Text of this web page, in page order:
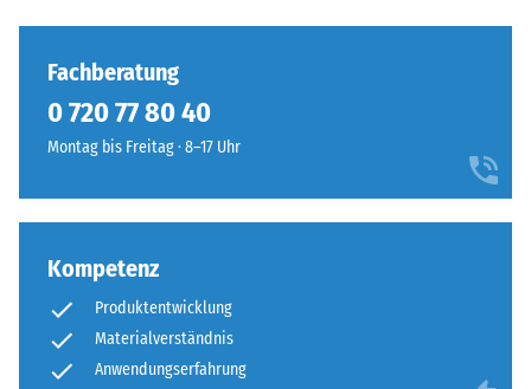
Fachberatung
0 720 77 80 40
Montag bis Freitag · 8–17 Uhr
Kompetenz
Produktentwicklung
Materialverständnis
Anwendungserfahrung